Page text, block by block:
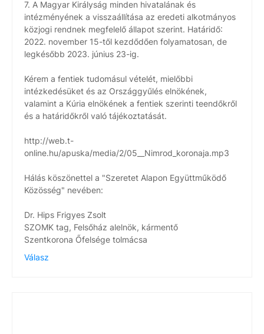
7. A Magyar Királyság minden hivatalának és
intézményének a visszaállítása az eredeti alkotmányos
közjogi rendnek megfelelő állapot szerint. Határidő:
2022. november 15-től kezdődően folyamatosan, de
legkésőbb 2023. június 23-ig.
Kérem a fentiek tudomásul vételét, mielőbbi
intézkedésüket és az Országgyűlés elnökének,
valamint a Kúria elnökének a fentiek szerinti teendőkről
és a határidőkről való tájékoztatását.
http://web.t-
online.hu/apuska/media/2/05__Nimrod_koronaja.mp3
Hálás köszönettel a "Szeretet Alapon Együttműködő
Közösség" nevében:
Dr. Hips Frigyes Zsolt
SZOMK tag, Felsőház alelnök, kármentő
Szentkorona Őfelsége tolmácsa
Válasz